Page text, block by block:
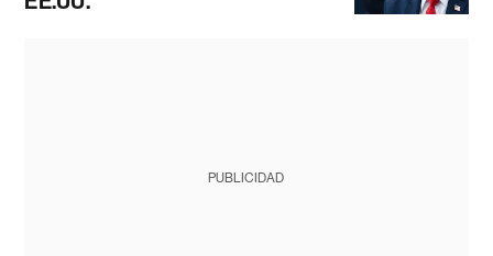
PUBLICIDAD